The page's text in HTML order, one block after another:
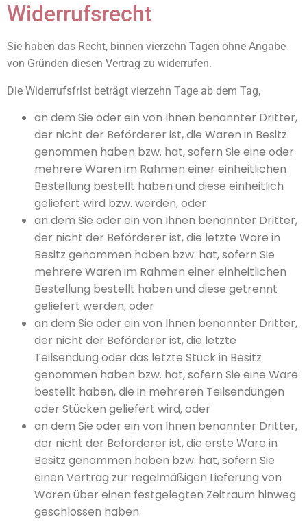
Widerrufsrecht
Sie haben das Recht, binnen vierzehn Tagen ohne Angabe
von Gründen diesen Vertrag zu widerrufen.
Die Widerrufsfrist beträgt vierzehn Tage ab dem Tag,
an dem Sie oder ein von Ihnen benannter Dritter,
der nicht der Beförderer ist, die Waren in Besitz
genommen haben bzw. hat, sofern Sie eine oder
mehrere Waren im Rahmen einer einheitlichen
Bestellung bestellt haben und diese einheitlich
geliefert wird bzw. werden, oder
an dem Sie oder ein von Ihnen benannter Dritter,
der nicht der Beförderer ist, die letzte Ware in
Besitz genommen haben bzw. hat, sofern Sie
mehrere Waren im Rahmen einer einheitlichen
Bestellung bestellt haben und diese getrennt
geliefert werden, oder
an dem Sie oder ein von Ihnen benannter Dritter,
der nicht der Beförderer ist, die letzte
Teilsendung oder das letzte Stück in Besitz
genommen haben bzw. hat, sofern Sie eine Ware
bestellt haben, die in mehreren Teilsendungen
oder Stücken geliefert wird, oder
an dem Sie oder ein von Ihnen benannter Dritter,
der nicht der Beförderer ist, die erste Ware in
Besitz genommen haben bzw. hat, sofern Sie
einen Vertrag zur regelmäßigen Lieferung von
Waren über einen festgelegten Zeitraum hinweg
geschlossen haben.